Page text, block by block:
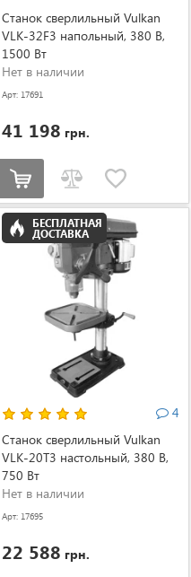
Станок сверлильный Vulkan
VLK-32F3 напольный, 380 В,
1500 Вт
Нет в наличии
Арт: 17691
41 198 грн.
БЕСПЛАТНАЯ
ДОСТАВКА
4
Станок сверлильный Vulkan
VLK-20T3 настольный, 380 В,
750 Вт
Нет в наличии
Арт: 17695
22 588 грн.